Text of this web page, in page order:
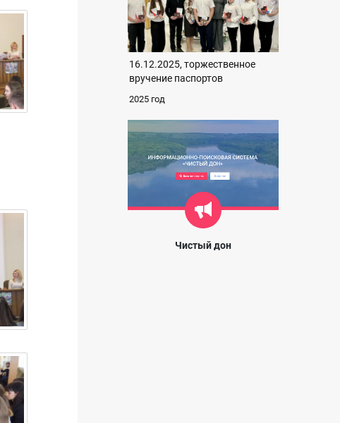
16.12.2025, торжественное
вручение паспортов
2025 год
Чистый дон